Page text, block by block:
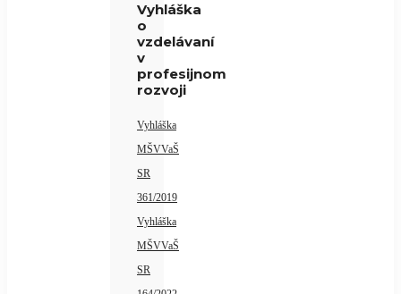
Vyhláška
o
vzdelávaní
v
profesijnom
rozvoji
Vyhláška
MŠVVaŠ
SR
361/2019
Vyhláška
MŠVVaŠ
SR